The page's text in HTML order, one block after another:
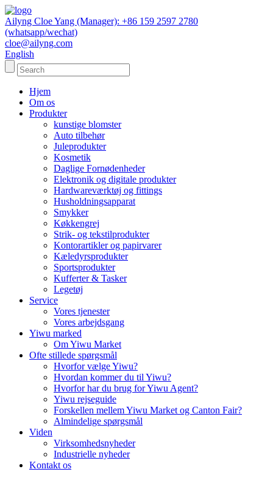
Ailyng Cloe Yang (Manager): +86 159 2597 2780
(whatsapp/wechat)
cloe@ailyng.com
English
Hjem
Om os
Produkter
kunstige blomster
Auto tilbehør
Juleprodukter
Kosmetik
Daglige Fornødenheder
Elektronik og digitale produkter
Hardwareværktøj og fittings
Husholdningsapparat
Smykker
Køkkengrej
Strik- og tekstilprodukter
Kontorartikler og papirvarer
Kæledyrsprodukter
Sportsprodukter
Kufferter & Tasker
Legetøj
Service
Vores tjenester
Vores arbejdsgang
Yiwu marked
Om Yiwu Market
Ofte stillede spørgsmål
Hvorfor vælge Yiwu?
Hvordan kommer du til Yiwu?
Hvorfor har du brug for Yiwu Agent?
Yiwu rejseguide
Forskellen mellem Yiwu Market og Canton Fair?
Almindelige spørgsmål
Viden
Virksomhedsnyheder
Industrielle nyheder
Kontakt os